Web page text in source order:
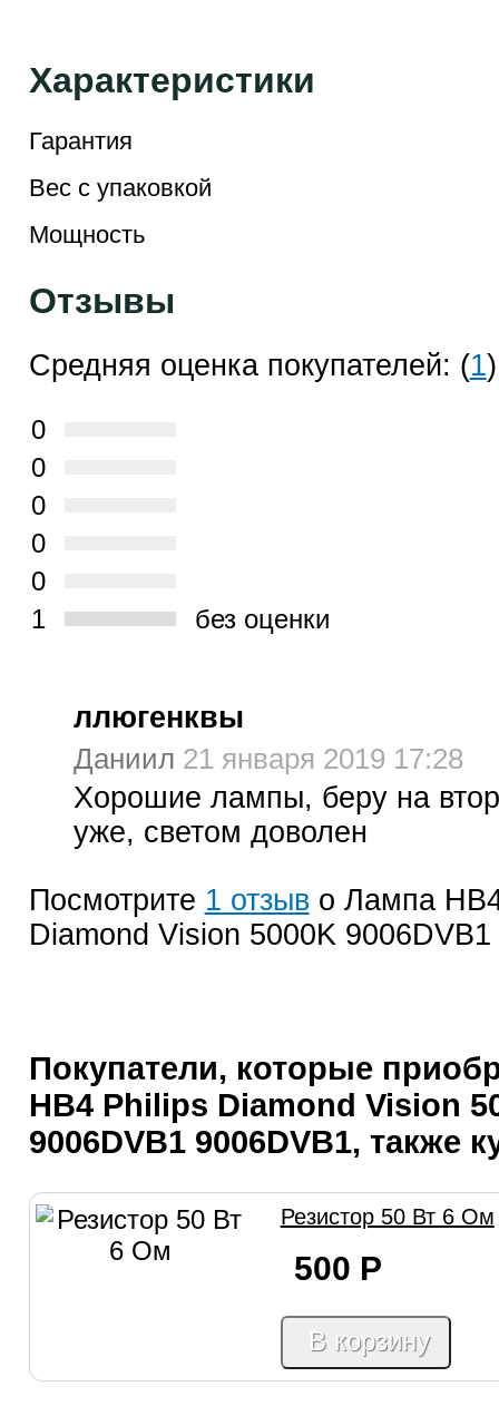
Характеристики
Гарантия
Вес с упаковкой
Мощность
Отзывы
Средняя оценка покупателей: (1)
0
0
0
0
0
1
без оценки
ллюгенквы
Даниил 21 января 2019 17:28
Хорошие лампы, беру на
уже, светом доволен
Посмотрите 1 отзыво Лампа
Diamond Vision 5000K
Покупатели, которые
HB4 Philips Diamond Vision
9006DVB1 9006DVB1, также
Резистор 50 Вт 6 Ом
500 Р
В корзину